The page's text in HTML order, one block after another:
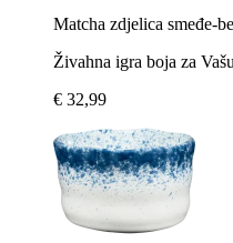
Matcha zdjelica smeđe-
Živahna igra boja za
€ 32,99